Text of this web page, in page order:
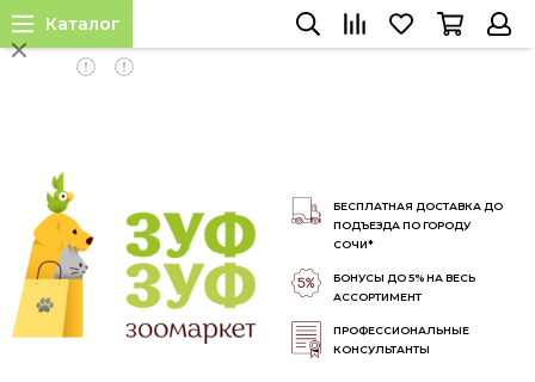
INSTALL APP
БЕСПЛАТНАЯ ДОСТАВКА ДО
ПОДЪЕЗДА ПО ГОРОДУ
СОЧИ*
БОНУСЫ ДО 5% НА ВЕСЬ
АССОРТИМЕНТ
ПРОФЕССИОНАЛЬНЫЕ
КОНСУЛЬТАНТЫ
Каталог